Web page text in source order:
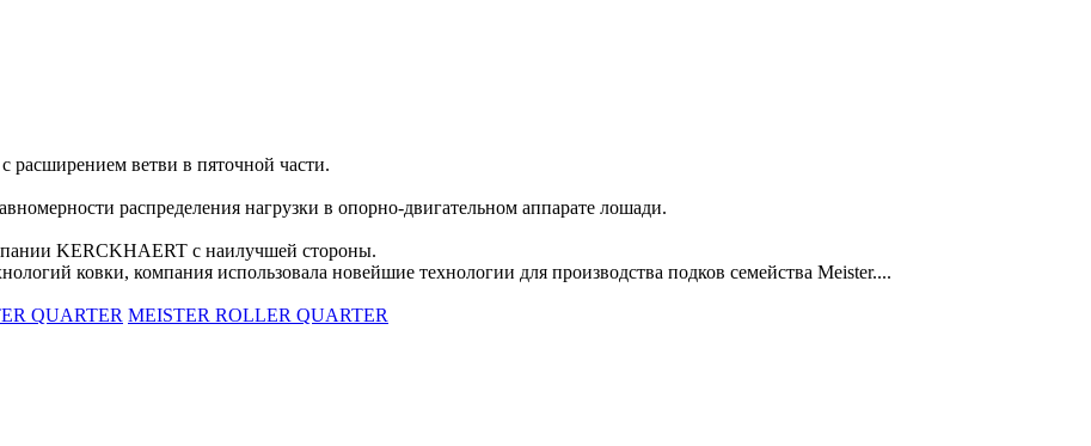
расширением ветви в пяточной части.
распределения нагрузки в опорно-двигательном аппарате лошади.
KERCKHAERT с наилучшей стороны.
ковки, компания использовала новейшие технологии для производства подков семейства Meister....
QUARTER MEISTER ROLLER QUARTER